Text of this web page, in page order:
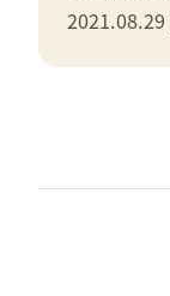
2021.08.29